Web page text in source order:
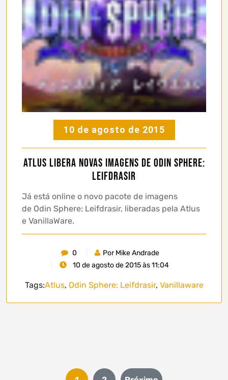
10 de agosto de 2015
Atlus libera novas imagens de Odin Sphere:
Leifdrasir
Já está online o novo pacote de imagens
de Odin Sphere: Leifdrasir, liberadas pela Atlus
e VanillaWare.
0
Por Mike Andrade
10 de agosto de 2015 às 11:04
Tags:Atlus, Odin Sphere: Leifdrasir, Vanillaware
Paginação